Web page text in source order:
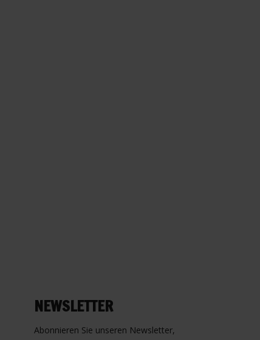
NEWSLETTER
Abonnieren Sie unseren Newsletter,